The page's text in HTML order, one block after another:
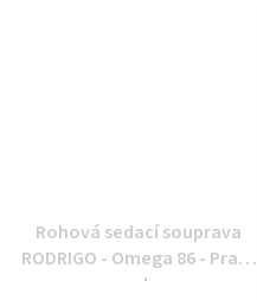
Rohová sedací souprava
RODRIGO - Omega 86 - Pravý
roh